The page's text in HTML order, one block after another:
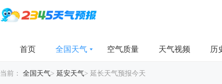
首页 全国天气 空气质量 天气视频 历
当前： 全国天气> 延安天气> 延长天气预报今天